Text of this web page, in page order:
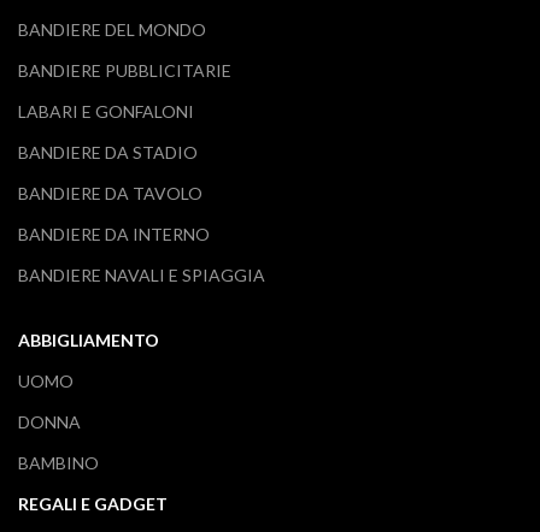
BANDIERE DEL MONDO
BANDIERE PUBBLICITARIE
LABARI E GONFALONI
BANDIERE DA STADIO
BANDIERE DA TAVOLO
BANDIERE DA INTERNO
BANDIERE NAVALI E SPIAGGIA
ABBIGLIAMENTO
UOMO
DONNA
BAMBINO
REGALI E GADGET